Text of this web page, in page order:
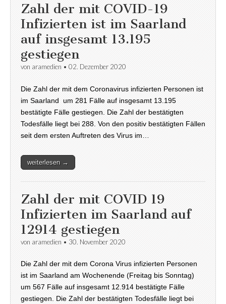
Zahl der mit COVID-19
Infizierten ist im Saarland
auf insgesamt 13.195
gestiegen
von aramedien • 02. Dezember 2020
Die Zahl der mit dem Coronavirus infizierten Personen ist
im Saarland um 281 Fälle auf insgesamt 13.195
bestätigte Fälle gestiegen. Die Zahl der bestätigten
Todesfälle liegt bei 288. Von den positiv bestätigten Fällen
seit dem ersten Auftreten des Virus im…
weiterlesen →
Zahl der mit COVID 19
Infizierten im Saarland auf
12914 gestiegen
von aramedien • 30. November 2020
Die Zahl der mit dem Corona Virus infizierten Personen
ist im Saarland am Wochenende (Freitag bis Sonntag)
um 567 Fälle auf insgesamt 12.914 bestätigte Fälle
gestiegen. Die Zahl der bestätigten Todesfälle liegt bei